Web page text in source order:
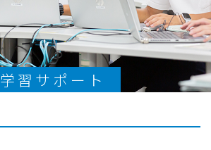
学習サポート